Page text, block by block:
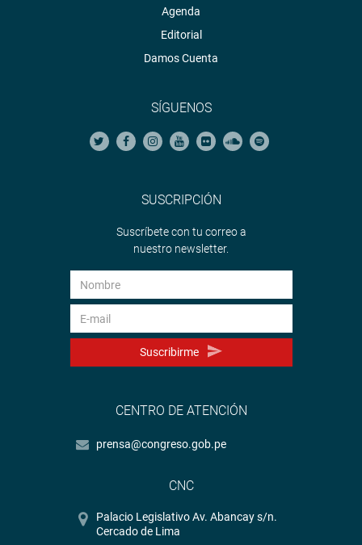
Agenda
Editorial
Damos Cuenta
SÍGUENOS
SUSCRIPCIÓN
Suscríbete con tu correo a
nuestro newsletter.
Suscribirme
CENTRO DE ATENCIÓN
prensa@congreso.gob.pe
CNC
Palacio Legislativo Av. Abancay s/n.
Cercado de Lima